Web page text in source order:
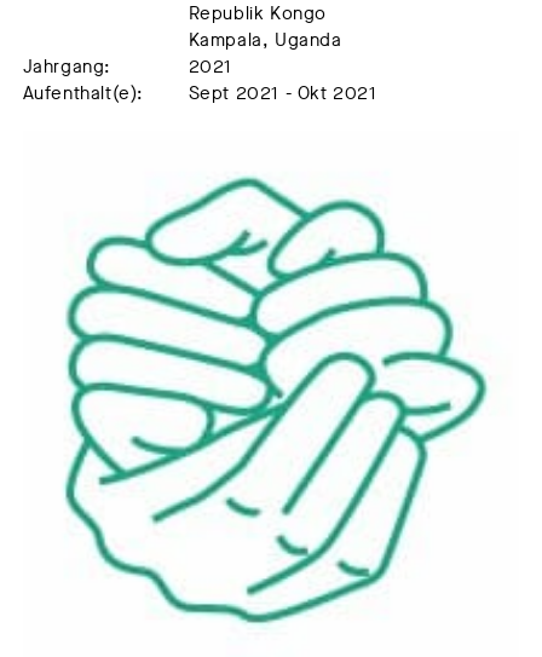
Republik Kongo
Kampala, Uganda
Jahrgang:
2021
Aufenthalt(e):
Sept 2021 - Okt 2021